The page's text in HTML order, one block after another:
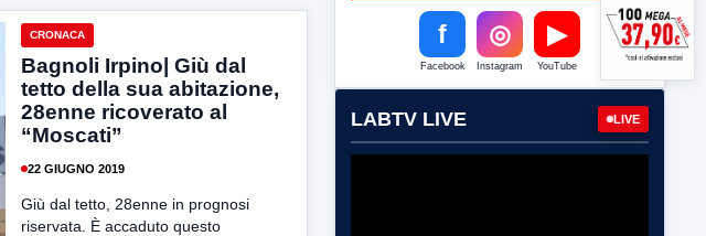
CRONACA
Bagnoli Irpino| Giù dal
tetto della sua abitazione,
28enne ricoverato al
“Moscati”
22 GIUGNO 2019
Giù dal tetto, 28enne in prognosi
riservata. È accaduto questo
f
Facebook
◎
Instagram
▶
YouTube
LABTV LIVE LIVE